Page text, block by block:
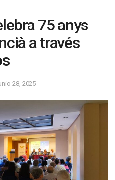
75 anys
a través
28, 2025